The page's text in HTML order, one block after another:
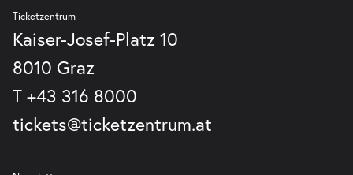
Ticketzentrum
Kaiser-Josef-Platz 10
8010 Graz
T +43 316 8000
tickets@ticketzentrum.at